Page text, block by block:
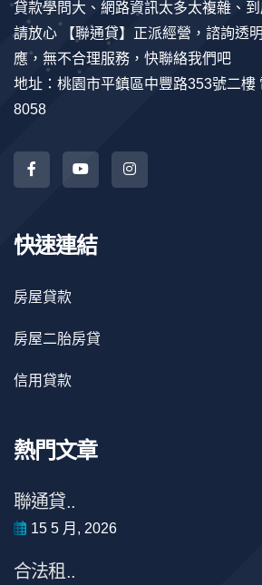
貸款學問大、網路資訊太多太複雜、
請放心 【聯通貸】正派經營，諮詢透
應，無不合理服務，快聯絡我們吧
地址：桃園市平鎮區中豐路353號二樓
8058
快速連結
房屋貸款
房屋二胎房貸
信用貸款
熱門文章
聯通貸..
15 5 月, 2026
合法租..